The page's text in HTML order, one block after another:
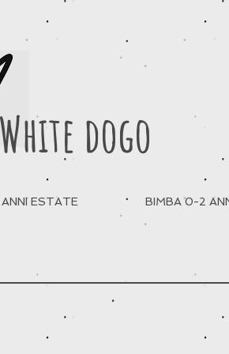
White dogo
ESTATE BIMBA 0-2